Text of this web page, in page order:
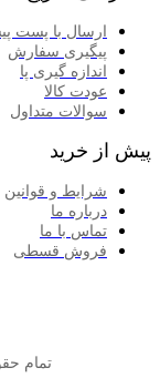
با پست پیشتاز
سفارش
گیری پا
کالا
متداول
و قوانین
ما
با ما
قسطی
تمام حقوق